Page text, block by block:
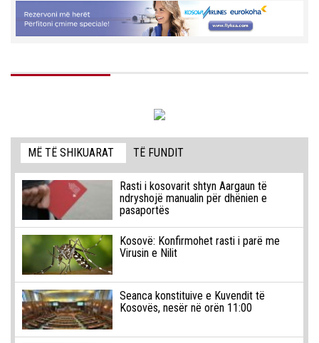
MË TË SHIKUARAT TË FUNDIT
Rasti i kosovarit shtyn Aargaun të
ndryshojë manualin për dhënien e
pasaportës
Kosovë: Konfirmohet rasti i parë me
Virusin e Nilit
Seanca konstituive e Kuvendit të
Kosovës, nesër në orën 11:00